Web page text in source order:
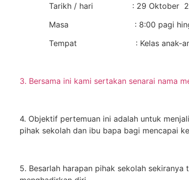
Tarikh / hari
: 29 Oktober
Masa
: 8:00 pagi
Tempat
: Kelas anak-
3. Bersama ini kami sertakan senarai nama
4. Objektif pertemuan ini adalah untuk
pihak sekolah dan ibu bapa bagi mencapai
5. Besarlah harapan pihak sekolah